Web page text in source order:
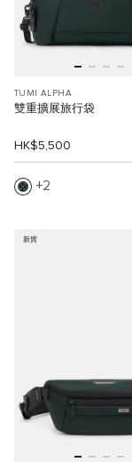
TUMI ALPHA
雙重擴展旅行袋
HK$5,500
2
新貨